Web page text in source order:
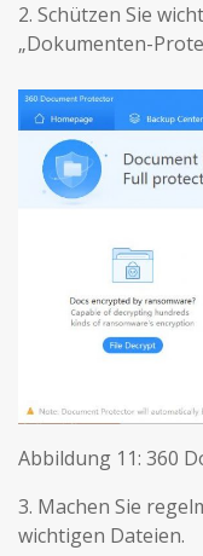
2. Schützen Sie
„Dokumenten-
Abbildung 11: 360
3. Machen Sie
wichtigen Dateien.